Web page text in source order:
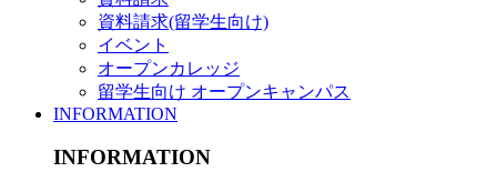
資料請求(留学生向け)
イベント
オープンカレッジ
留学生向け オープンキャンパス
INFORMATION
INFORMATION